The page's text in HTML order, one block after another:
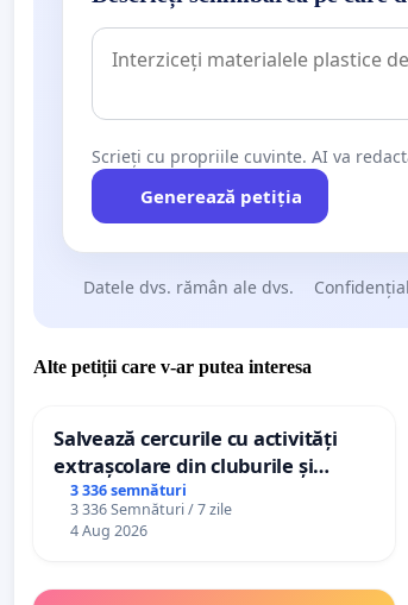
Scrieți cu propriile cuvinte. AI va
Generează petiția
Datele dvs. rămân ale dvs.
Alte petiții care v-ar putea interesa
Salvează cercurile cu activități
extrașcolare din cluburile și
palatele copiilor
3 336 semnături
3 336 Semnături / 7 zile
4 Aug 2026